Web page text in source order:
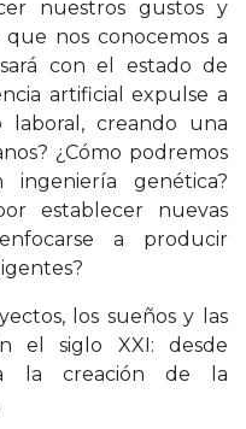
nuestros gustos y
nos conocemos a
con el estado de
artificial expulse a
laboral, creando una
¿Cómo podremos
genética?
establecer nuevas
a producir
los sueños y las
el siglo XXI: desde
la creación de la